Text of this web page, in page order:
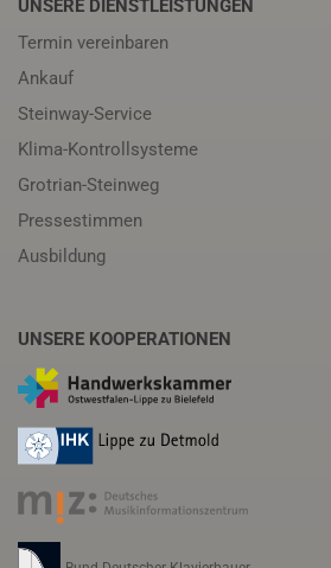
UNSERE DIENSTLEISTUNGEN
Termin vereinbaren
Ankauf
Steinway-Service
Klima-Kontrollsysteme
Grotrian-Steinweg
Pressestimmen
Ausbildung
UNSERE KOOPERATIONEN